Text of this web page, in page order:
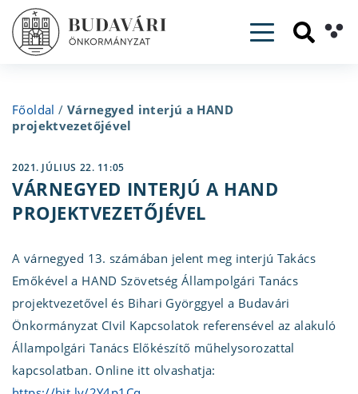
Toggle
Főoldal / Várnegyed interjú a HAND
projektvezetőjével
2021. JÚLIUS 22. 11:05
VÁRNEGYED INTERJÚ A HAND
PROJEKTVEZETŐJÉVEL
A várnegyed 13. számában jelent meg interjú Takács
Emőkével a HAND Szövetség Állampolgári Tanács
projektvezetővel és Bihari Györggyel a Budavári
Önkormányzat CIvil Kapcsolatok referensével az alakuló
Állampolgári Tanács Előkészítő műhelysorozattal
kapcsolatban. Online itt olvashatja: